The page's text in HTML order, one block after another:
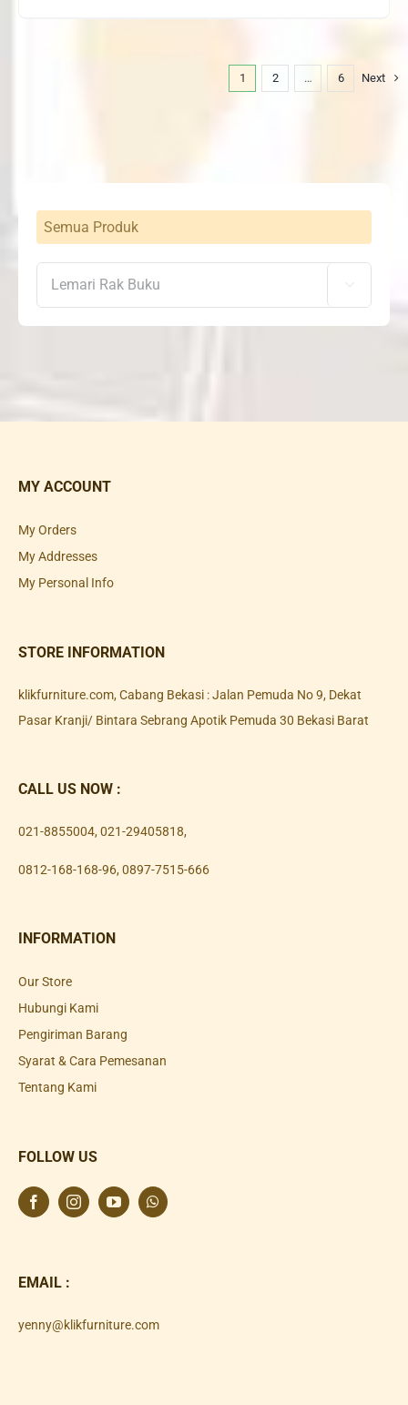
1 2 … 6 Next
Semua Produk

MY ACCOUNT
My Orders
My Addresses
My Personal Info
STORE INFORMATION
klikfurniture.com, Cabang Bekasi : Jalan Pemuda No 9, Dekat
Pasar Kranji/ Bintara Sebrang Apotik Pemuda 30 Bekasi Barat
CALL US NOW :
021-8855004, 021-29405818,
0812-168-168-96, 0897-7515-666
INFORMATION
Our Store
Hubungi Kami
Pengiriman Barang
Syarat & Cara Pemesanan
Tentang Kami
FOLLOW US
EMAIL :
yenny@klikfurniture.com